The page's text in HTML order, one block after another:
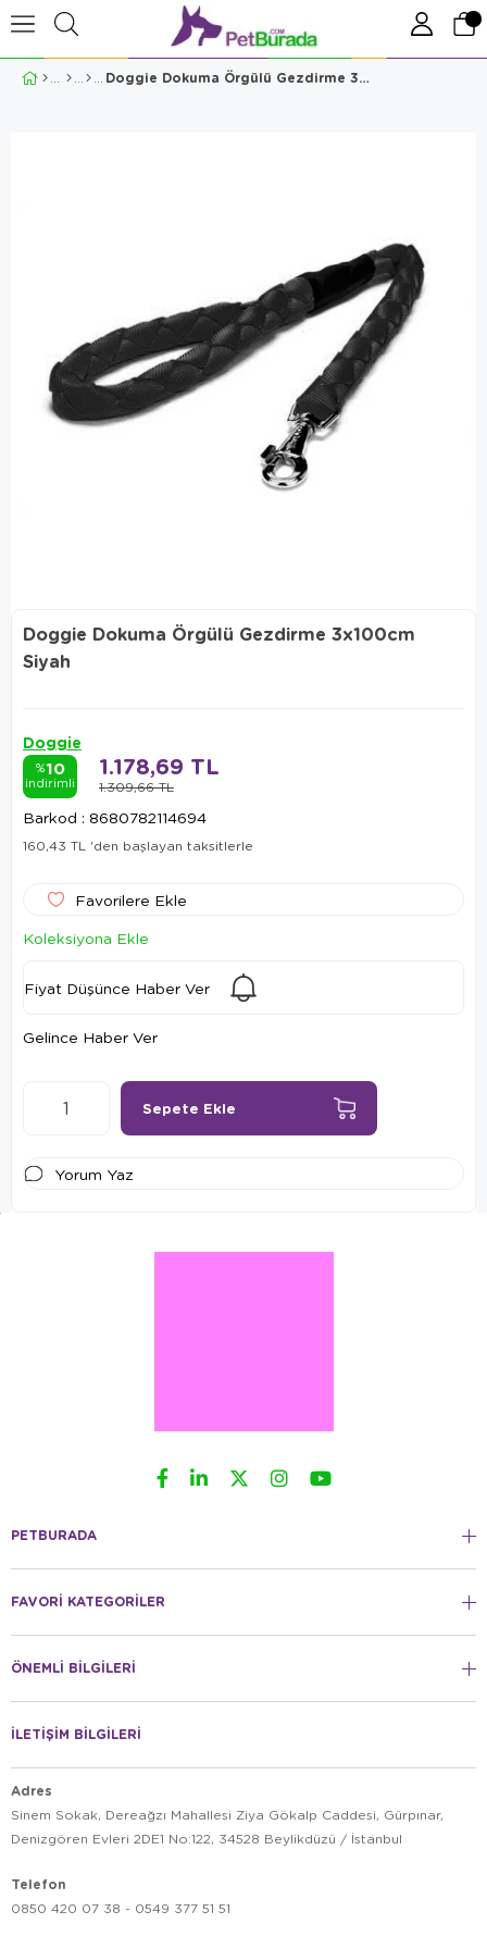
Doggie Dokuma Örgülü Gezdirme 3x100cm Siyah
Doggie Dokuma Örgülü Gezdirme 3x100cm
Siyah
Doggie
%10
indirimli 1.309,66 TL
1.178,69 TL
Barkod : 8680782114694
160,43 TL 'den başlayan taksitlerle
Favorilere Ekle
Koleksiyona Ekle
Fiyat Düşünce Haber Ver
Gelince Haber Ver
Yorum Yaz
PETBURADA
FAVORİ KATEGORİLER
ÖNEMLİ BİLGİLERİ
İLETİŞİM BİLGİLERİ
Adres
Sinem Sokak, Dereağzı Mahallesi Ziya Gökalp Caddesi, Gürpınar,
Denizgören Evleri 2DE1 No:122, 34528 Beylikdüzü / İstanbul
Telefon
0850 420 07 38 - 0549 377 51 51